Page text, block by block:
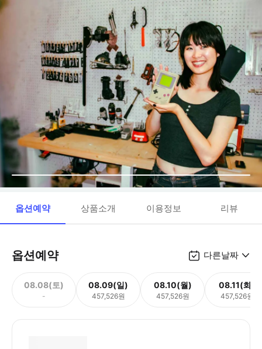
옵션예약 상품소개 이용정보 리뷰
옵션예약 다른날짜
08.08(토)
-
08.09(일)
457,526원
08.10(월)
457,526원
08.11(화)
457,526원